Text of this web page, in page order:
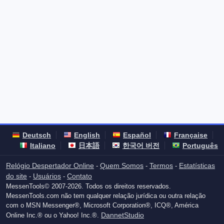
Deutsch English Español
Française
Italiano
日本語 한국어 버전 Português
Relógio Despertador Online - Quem Somos - Termos - Estatísticas
do site - Usuários - Contato
MessenTools© 2007-2026. Todos os direitos reservados.
MessenTools.com não tem qualquer relação jurídica ou outra relação
com o MSN Messenger®, Microsoft Corporation®, ICQ®, América
Online Inc.® ou o Yahoo! Inc.®. DannetStudio